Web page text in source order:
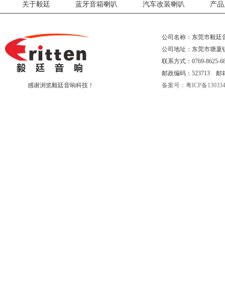
关于毅廷 蓝牙音箱喇叭 汽车改装喇叭 产
感谢浏览毅廷音响科技！
公司名称：东莞市毅廷
公司地址：东莞市塘厦
联系方式：0769-8625-
邮政编码：523713 邮
备案号：粤ICP备